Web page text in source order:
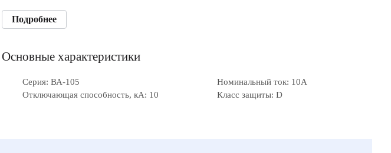
Подробнее
Основные характеристики
Серия: ВА-105
Номинальный ток: 10А
Отключающая способность, кА: 10
Класс защиты: D